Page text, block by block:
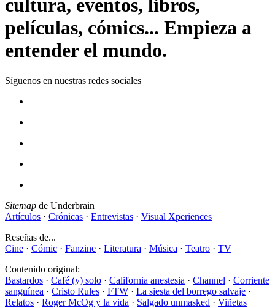
cultura, eventos, libros,
películas, cómics... Empieza a
entender el mundo.
Síguenos en nuestras redes sociales
Sitemap de Underbrain
Artículos · Crónicas · Entrevistas · Visual Xperiences
Reseñas de...
Cine · Cómic · Fanzine · Literatura · Música · Teatro · TV
Contenido original:
Bastardos · Café (y) solo · California anestesia · Channel · Corriente
sanguínea · Cristo Rules · FTW · La siesta del borrego salvaje ·
Relatos · Roger McOg y la vida · Salgado unmasked · Viñetas